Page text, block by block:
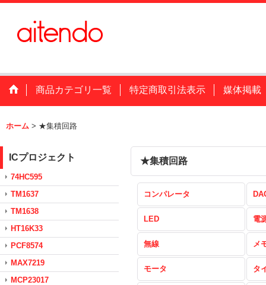
商品カテゴリ一覧 特定商取引法表示 媒体掲載
ホーム > ★集積回路
ICプロジェクト
74HC595
TM1637
TM1638
HT16K33
PCF8574
MAX7219
MCP23017
★集積回路
コンパレータ
LED 電
無線 メ
モータ タ